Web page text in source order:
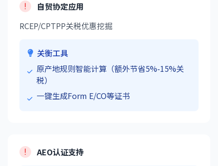
自贸协定应用
RCEP/CPTPP关税优惠挖掘
关衡工具
原产地规则智能计算（额外节省5%-15%关
税）
一键生成Form E/CO等证书
AEO认证支持